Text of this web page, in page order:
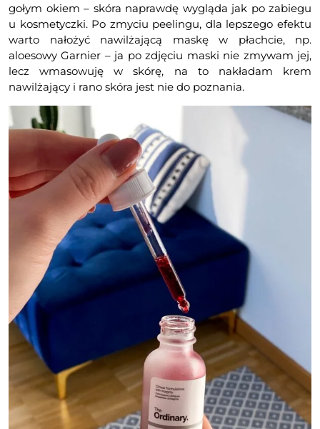
gołym okiem – skóra naprawdę wygląda jak po zabiegu
u kosmetyczki. Po zmyciu peelingu, dla lepszego efektu
warto nałożyć nawilżającą maskę w płachcie, np.
aloesowy Garnier – ja po zdjęciu maski nie zmywam jej,
lecz wmasowuję w skórę, na to nakładam krem
nawilżający i rano skóra jest nie do poznania.